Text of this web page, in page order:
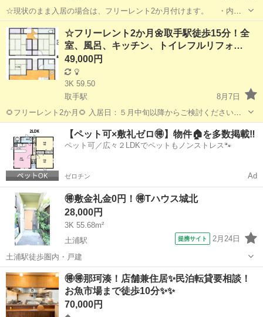
☆現状のまま入居の場合は、フリーレント2か月付けます。 ・内見
はしていただくことをおすすめします。 ☆８LDK以上の広さで
す！ 1階：3部屋、キッチン、トイレ×２、風呂、リビング、ガレージ
2階：5部屋、キ...
茨城 小美玉市 羽鳥駅 一戸建て 無料
☆フリーレント2か月🌼取手駅徒歩15分！全
室、風呂、キッチン、トイレフルリフォ…
49,000円
3K 59.50
取手駅
8月7日
🌻フリーレント2か月🌻 入居日：５月中旬以降からご検討ください。
※※※はなれの使用※※※ 年に数回、会社で使用したいので椅子など
家具が少しあります。 （椅子、テーブルなど使用してもいいですが、
汚さないでくだ...
取手駅 一戸建て 無料
【ペット可×敷礼ゼロ🉐】物件🏠を多数掲載‼️
ペット可／広々２LDKでペットもノンストレス🐾
ゼロチン Ad
🉐敷金礼金0円！🉐Tハウス城北
28,000円
3K 55.68m²
土浦駅
提携サイト 2月24日
土浦駅徒歩圏内・戸建
茨城 土浦市 土浦駅 一戸建て
🉐🉐那珂湊！店舗兼住居✨民泊転貸要相談！
お魚市場まで徒歩10分✨✨
70,000円